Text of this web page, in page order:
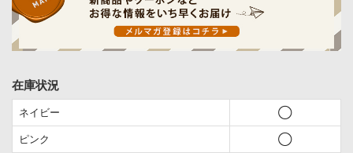
在庫状況
ネイビー ◯
ピンク ◯